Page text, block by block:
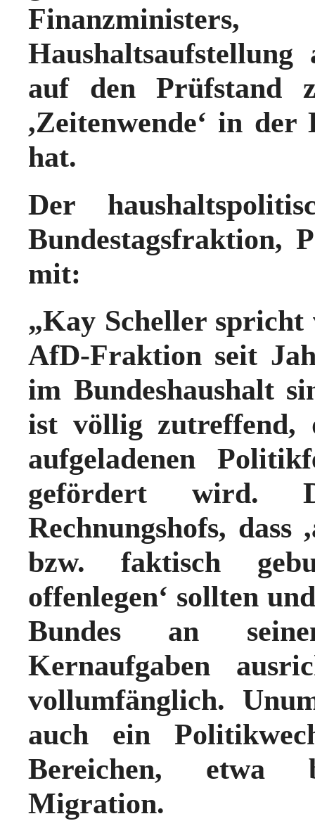
Haushaltsaufstellung
auf den Prüfstand
,Zeitenwende‘ in der
hat.
Der
Bundestagsfraktion,
mit:
„Kay Scheller spricht
AfD-Fraktion seit
im Bundeshaushalt
ist völlig zutreffend,
aufgeladenen
gefördert wird.
Rechnungshofs,
bzw. faktisch
offenlegen‘ sollten
Bundes an seinen
Kernaufgaben
vollumfänglich.
auch ein
Bereichen, etwa
Migration.